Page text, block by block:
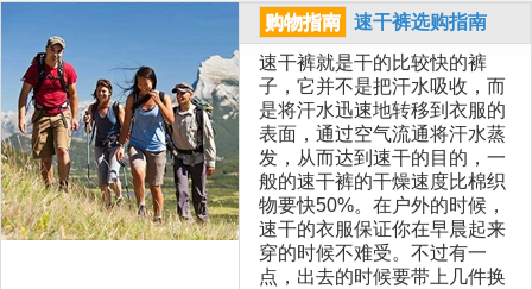
入门套装 进阶套装 高端套装
购物指南
速干裤选购指南
速干裤就是干的比较快的裤
子，它并不是把汗水吸收，而
是将汗水迅速地转移到衣服的
表面，通过空气流通将汗水蒸
发，从而达到速干的目的，一
般的速干裤的干燥速度比棉织
物要快50%。在户外的时候，
速干的衣服保证你在早晨起来
穿的时候不难受。不过有一
点，出去的时候要带上几件换